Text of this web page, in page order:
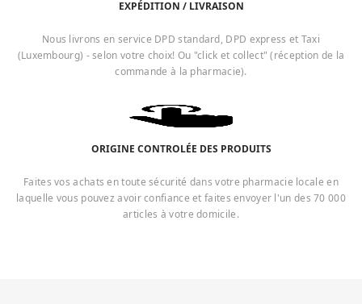
EXPÉDITION / LIVRAISON
Nous livrons en service DPD standard, DPD express et Taxi
(Luxembourg) - selon votre choix! Ou "click et collect" (réception de la
commande à la pharmacie).
ORIGINE CONTROLÉE DES PRODUITS
Faites vos achats en toute sécurité dans votre pharmacie locale en
laquelle vous pouvez avoir confiance et faites envoyer l'un des 70 000
articles à votre domicile.